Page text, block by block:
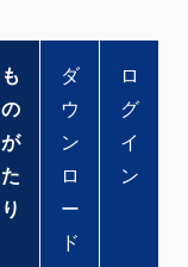
も
の
が
た
り
ダ
ウ
ン
ロ
ー
ド
ロ
グ
イ
ン